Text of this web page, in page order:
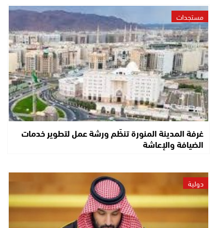
مستجدات
غرفة المدينة المنورة تنظّم ورشة عمل لتطوير خدمات
الضيافة والإعاشة
دولية